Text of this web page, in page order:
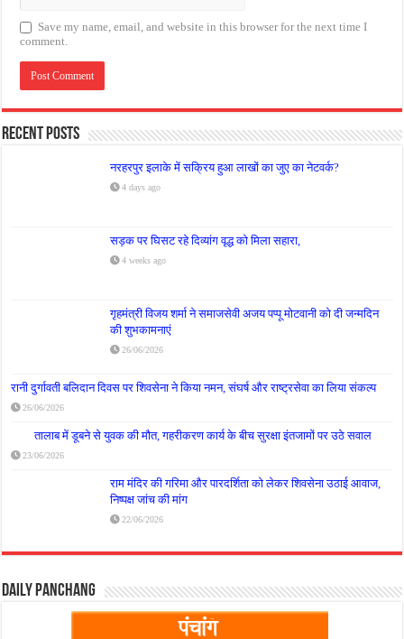
Save my name, email, and website in this browser for the next time I
comment.
Recent Posts
नरहरपुर इलाके में सक्रिय हुआ लाखों का जुए का नेटवर्क?
4 days ago
सड़क पर घिसट रहे दिव्यांग वृद्ध को मिला सहारा,
4 weeks ago
गृहमंत्री विजय शर्मा ने समाजसेवी अजय पप्पू मोटवानी को दी जन्मदिन
की शुभकामनाएं
26/06/2026
रानी दुर्गावती बलिदान दिवस पर शिवसेना ने किया नमन, संघर्ष और राष्ट्रसेवा का लिया संकल्प
26/06/2026
तालाब में डूबने से युवक की मौत, गहरीकरण कार्य के बीच सुरक्षा इंतजामों पर उठे सवाल
23/06/2026
राम मंदिर की गरिमा और पारदर्शिता को लेकर शिवसेना उठाई आवाज,
निष्पक्ष जांच की मांग
22/06/2026
Daily Panchang